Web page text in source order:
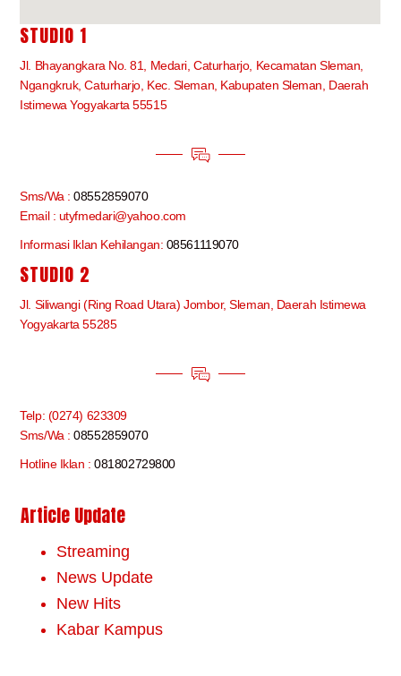
STUDIO 1
Jl. Bhayangkara No. 81, Medari, Caturharjo, Kecamatan Sleman,
Ngangkruk, Caturharjo, Kec. Sleman, Kabupaten Sleman, Daerah
Istimewa Yogyakarta 55515
Sms/Wa :08552859070
Email : utyfmedari@yahoo.com
Informasi Iklan Kehilangan: 08561119070
STUDIO 2
Jl. Siliwangi (Ring Road Utara) Jombor, Sleman, Daerah Istimewa
Yogyakarta 55285
Telp: (0274) 623309
Sms/Wa :08552859070
Hotline Iklan :081802729800
Article Update
Streaming
News Update
New Hits
Kabar Kampus